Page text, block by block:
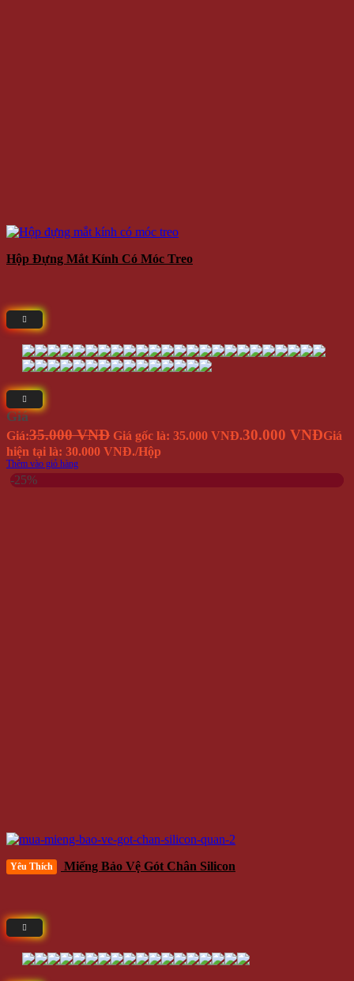
Hộp Đựng Mắt Kính Có Móc Treo
Giá
Giá:35.000 VNĐ Giá gốc là: 35.000 VNĐ.30.000 VNĐGiá
hiện tại là: 30.000 VNĐ./Hộp
Thêm vào giỏ hàng
-25%
Yêu Thích Miếng Bảo Vệ Gót Chân Silicon